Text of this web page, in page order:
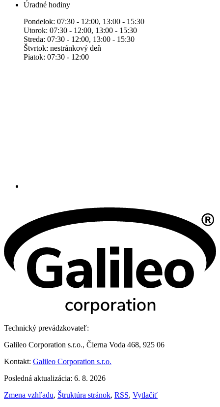
Úradné hodiny
Pondelok: 07:30 - 12:00, 13:00 - 15:30
Utorok: 07:30 - 12:00, 13:00 - 15:30
Streda: 07:30 - 12:00, 13:00 - 15:30
Štvrtok: nestránkový deň
Piatok: 07:30 - 12:00
Technický prevádzkovateľ:
Galileo Corporation s.r.o., Čierna Voda 468, 925 06
Kontakt: Galileo Corporation s.r.o.
Posledná aktualizácia: 6. 8. 2026
Zmena vzhľadu, Štruktúra stránok, RSS, Vytlačiť